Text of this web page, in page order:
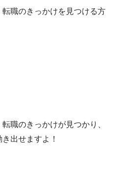
職のきっかけを見つける方
職のきっかけが見つかり、
出せますよ！